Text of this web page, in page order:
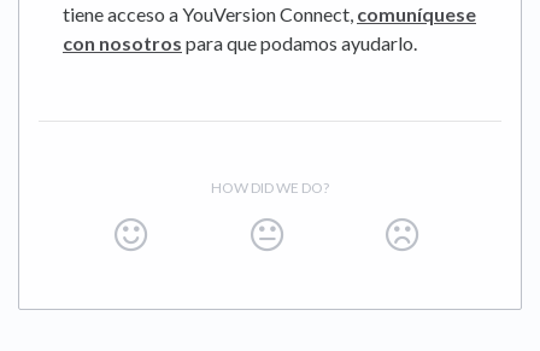
tiene acceso a YouVersion Connect, comuníquese
con nosotros para que podamos ayudarlo.
HOW DID WE DO?